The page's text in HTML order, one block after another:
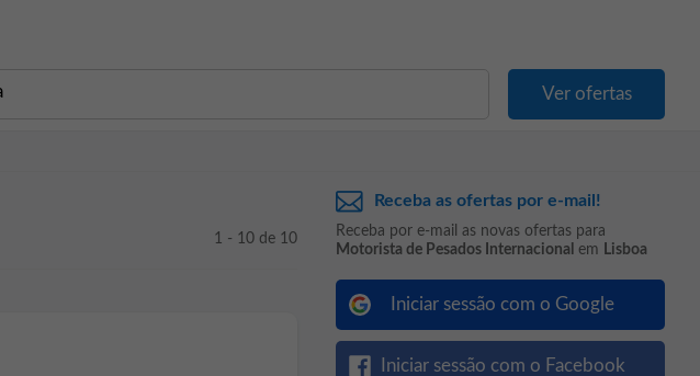
1 - 10 de 10
Receba as ofertas por e-mail!
Receba por e-mail as novas ofertas para
Motorista de Pesados Internacional
em Lisboa
Iniciar sessão com o Google
Iniciar sessão com o Facebook